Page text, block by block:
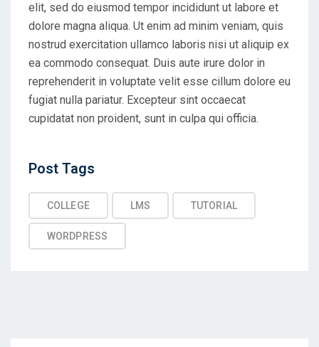
elit, sed do eiusmod tempor incididunt ut labore et
dolore magna aliqua. Ut enim ad minim veniam, quis
nostrud exercitation ullamco laboris nisi ut aliquip ex
ea commodo consequat. Duis aute irure dolor in
reprehenderit in voluptate velit esse cillum dolore eu
fugiat nulla pariatur. Excepteur sint occaecat
cupidatat non proident, sunt in culpa qui officia.
Post Tags
COLLEGE LMS TUTORIAL
WORDPRESS